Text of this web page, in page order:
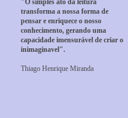
"O simples ato da leitura
transforma a nossa forma de
pensar e enriquece o nosso
conhecimento, gerando uma
capacidade imensurável de criar o
inimaginavel".
Thiago Henrique Miranda